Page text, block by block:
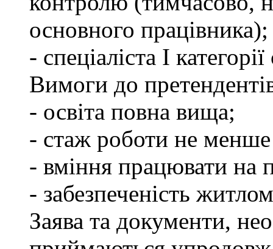
основного працівника);
- спеціаліста І
Вимоги до
- освіта повна вища;
- стаж роботи не
- вміння працювати на
- забезпеченість
Заява та документи,